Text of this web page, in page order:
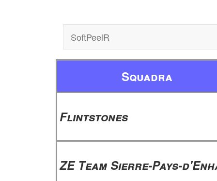
SoftPeelR
Squadra
Flintstones
ZE Team Sierre-Pays-